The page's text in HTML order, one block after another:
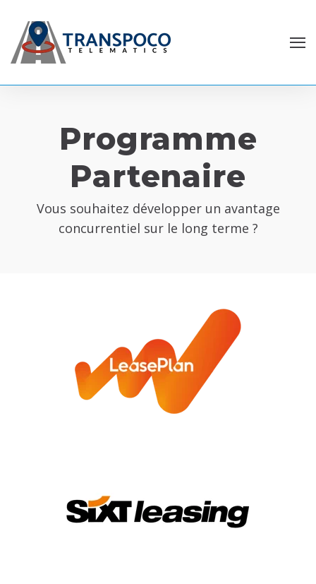
Programme
Partenaire
Vous souhaitez développer un avantage
concurrentiel sur le long terme ?